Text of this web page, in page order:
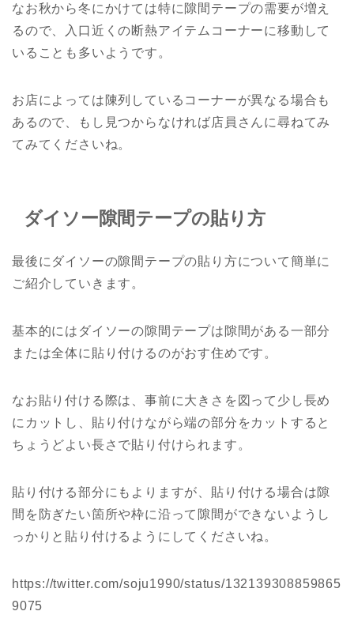
なお秋から冬にかけては特に隙間テープの需要が増え
るので、入口近くの断熱アイテムコーナーに移動して
いることも多いようです。
お店によっては陳列しているコーナーが異なる場合も
あるので、もし見つからなければ店員さんに尋ねてみ
てみてくださいね。
ダイソー隙間テープの貼り方
最後にダイソーの隙間テープの貼り方について簡単に
ご紹介していきます。
基本的にはダイソーの隙間テープは隙間がある一部分
または全体に貼り付けるのがおす住めです。
なお貼り付ける際は、事前に大きさを図って少し長め
にカットし、貼り付けながら端の部分をカットすると
ちょうどよい長さで貼り付けられます。
貼り付ける部分にもよりますが、貼り付ける場合は隙
間を防ぎたい箇所や枠に沿って隙間ができないようし
っかりと貼り付けるようにしてくださいね。
https://twitter.com/soju1990/status/132139308859865
9075